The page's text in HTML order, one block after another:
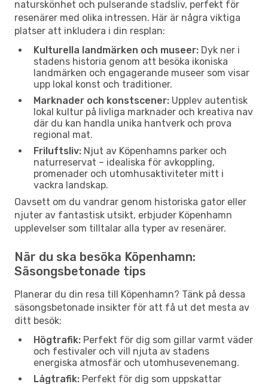
naturskönhet och pulserande stadsliv, perfekt för
resenärer med olika intressen. Här är några viktiga
platser att inkludera i din resplan:
Kulturella landmärken och museer: Dyk ner i
stadens historia genom att besöka ikoniska
landmärken och engagerande museer som visar
upp lokal konst och traditioner.
Marknader och konstscener: Upplev autentisk
lokal kultur på livliga marknader och kreativa nav
där du kan handla unika hantverk och prova
regional mat.
Friluftsliv: Njut av Köpenhamns parker och
naturreservat – idealiska för avkoppling,
promenader och utomhusaktiviteter mitt i
vackra landskap.
Oavsett om du vandrar genom historiska gator eller
njuter av fantastisk utsikt, erbjuder Köpenhamn
upplevelser som tilltalar alla typer av resenärer.
När du ska besöka Köpenhamn:
Säsongsbetonade tips
Planerar du din resa till Köpenhamn? Tänk på dessa
säsongsbetonade insikter för att få ut det mesta av
ditt besök:
Högtrafik: Perfekt för dig som gillar varmt väder
och festivaler och vill njuta av stadens
energiska atmosfär och utomhusevenemang.
Lågtrafik: Perfekt för dig som uppskattar